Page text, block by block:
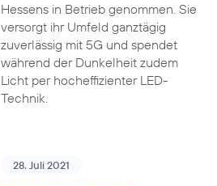
Hessens in Betrieb genommen. Sie
versorgt ihr Umfeld ganztägig
zuverlässig mit 5G und spendet
während der Dunkelheit zudem
Licht per hocheffizienter LED-
Technik.
28. Juli 2021